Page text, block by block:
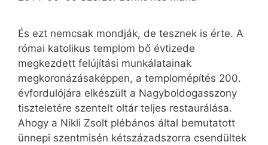
És ezt nemcsak mondják, de tesznek is érte. A
római katolikus templom bő évtizede
megkezdett felújítási munkálatainak
megkoronázásaképpen, a templomépítés 200.
évfordulójára elkészült a Nagyboldogasszony
tiszteletére szentelt oltár teljes restaurálása.
Ahogy a Nikli Zsolt plébános által bemutatott
ünnepi szentmisén kétszázadszorra csendültek